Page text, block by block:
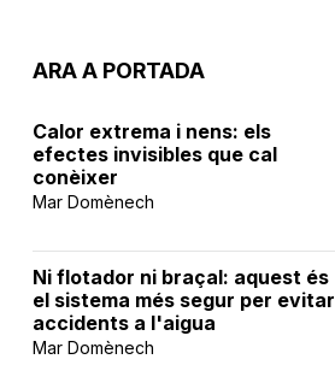
ARA A PORTADA
Calor extrema i nens: els
efectes invisibles que cal
conèixer
Mar Domènech
Ni flotador ni braçal: aquest és
el sistema més segur per evitar
accidents a l'aigua
Mar Domènech